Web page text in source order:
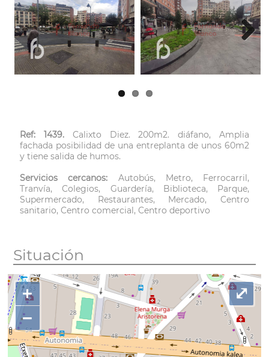
Next
Ref: 1439. Calixto Diez. 200m2. diáfano, Amplia
fachada posibilidad de una entreplanta de unos 60m2
y tiene salida de humos.
Servicios cercanos: Autobús, Metro, Ferrocarril,
Tranvía, Colegios, Guardería, Biblioteca, Parque,
Supermercado, Restaurantes, Mercado, Centro
sanitario, Centro comercial, Centro deportivo
Situación
+
−
⤢